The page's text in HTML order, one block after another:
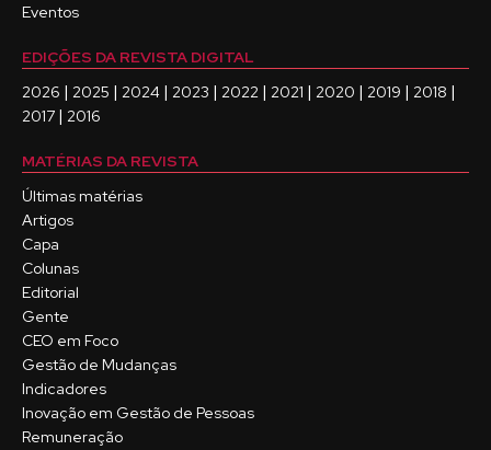
Eventos
EDIÇÕES DA REVISTA DIGITAL
2026 | 2025 | 2024 | 2023 | 2022 | 2021 | 2020 | 2019 | 2018 |
2017 | 2016
MATÉRIAS DA REVISTA
Últimas matérias
Artigos
Capa
Colunas
Editorial
Gente
CEO em Foco
Gestão de Mudanças
Indicadores
Inovação em Gestão de Pessoas
Remuneração